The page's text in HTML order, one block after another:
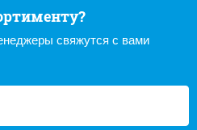
свяжутся с вами